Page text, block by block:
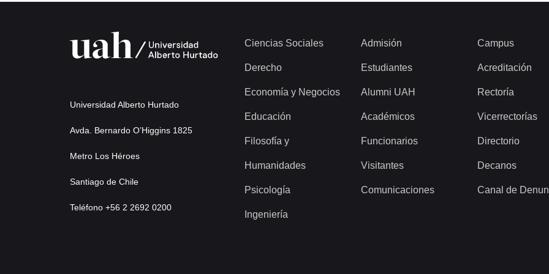
Universidad Alberto Hurtado
Avda. Bernardo O’Higgins 1825
Metro Los Héroes
Santiago de Chile
Teléfono +56 2 2692 0200
Ciencias Sociales
Derecho
Economía y Negocios
Educación
Filosofía y
Humanidades
Psicología
Ingeniería
Admisión
Estudiantes
Alumni UAH
Académicos
Funcionarios
Visitantes
Comunicaciones
Campus
Acreditación
Rectoría
Vicerrectorías
Directorio
Decanos
Canal de